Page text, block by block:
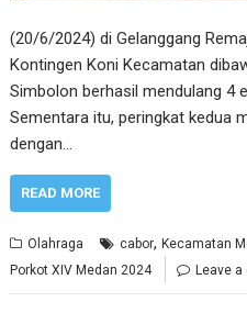
(20/6/2024) di Gelanggang
Kontingen Koni Kecamatan
Simbolon berhasil mendulang 4
Sementara itu, peringkat kedua
dengan…
READ MORE
Olahraga cabor,Kecamatan
Porkot XIV Medan 2024 Leave